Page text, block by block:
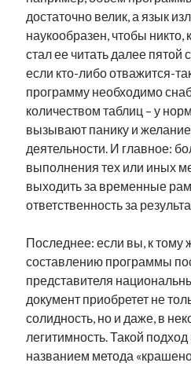
достаточно велик, а язык
наукообразен, чтобы
стал ее читать далее пятой
если кто-либо отважится-
программу необходимо
количеством таблиц – у
вызывают панику и
деятельности. И главное:
выполнения тех или иных
выходить за временные
ответственность за
Последнее: если вы, к тому
составлению программы
представителя
документ приобретет не
солидность, но и даже, в
легитимность. Такой
названием метода